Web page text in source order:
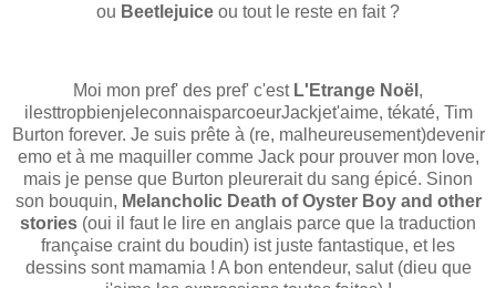
ou Beetlejuice ou tout le reste en fait ?
Moi mon pref' des pref' c'est L'Etrange Noël ,
ilesttropbienjeleconnaisparcoeurJackjet'aime, tékaté, Tim
Burton forever. Je suis prête à (re, malheureusement)devenir
emo et à me maquiller comme Jack pour prouver mon love,
mais je pense que Burton pleurerait du sang épicé. Sinon
son bouquin, Melancholic Death of Oyster Boy and other
stories (oui il faut le lire en anglais parce que la traduction
française craint du boudin) ist juste fantastique, et les
dessins sont mamamia ! A bon entendeur, salut (dieu que